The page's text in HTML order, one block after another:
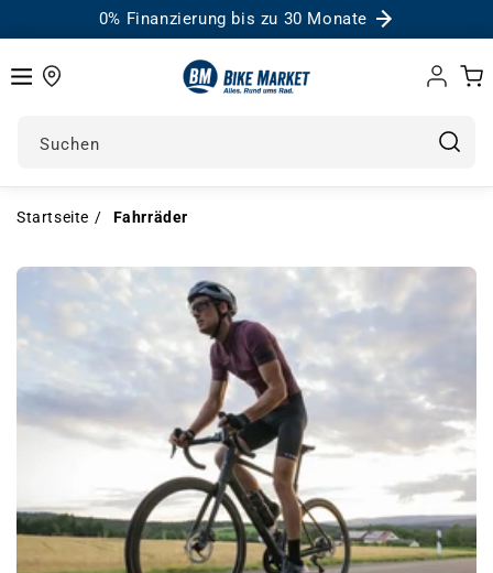
0% Finanzierung bis zu 30 Monate
Suchen
Einloggen
Startseite Fahrräder